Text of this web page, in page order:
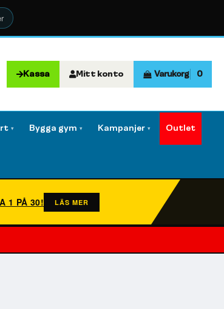
Kassa Mitt konto Varukorg 0
▾ Bygga gym ▾ Kampanjer ▾ Outlet
1 PÅ 30! LÄS MER